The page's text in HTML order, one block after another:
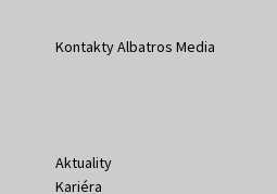
Kontakty Albatros Media
Aktuality
Kariéra